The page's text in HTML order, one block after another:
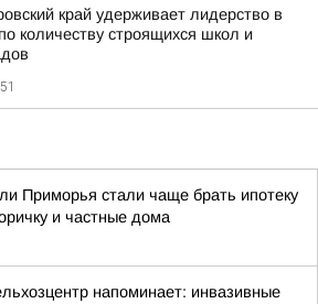
край удерживает лидерство в
количеству строящихся школ и
Приморья стали чаще брать ипотеку
и частные дома
напоминает: инвазивные